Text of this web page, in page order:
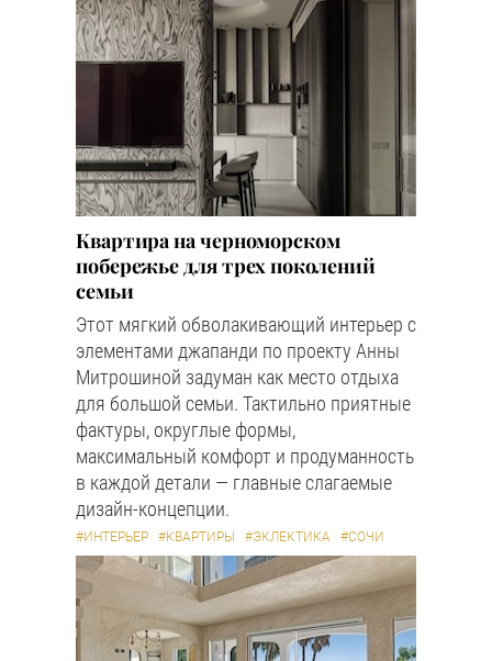
Квартира на черноморском
побережье для трех поколений
семьи
Этот мягкий обволакивающий интерьер с
элементами джапанди по проекту Анны
Митрошиной задуман как место отдыха
для большой семьи. Тактильно приятные
фактуры, округлые формы,
максимальный комфорт и продуманность
в каждой детали — главные слагаемые
дизайн-концепции.
#ИНТЕРЬЕР #КВАРТИРЫ #ЭКЛЕКТИКА #СОЧИ